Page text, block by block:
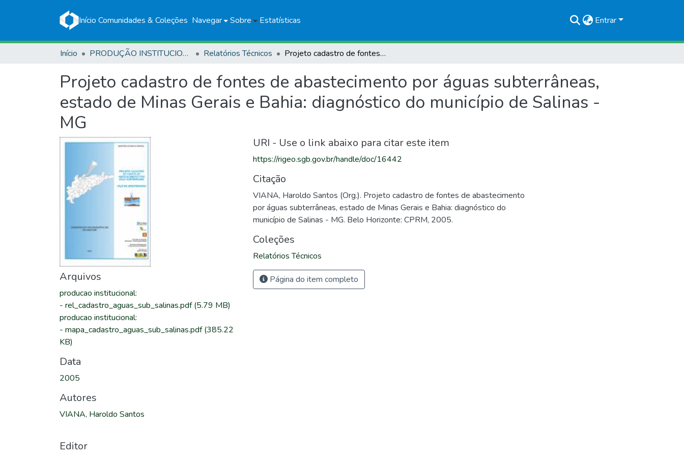
Início Comunidades & Coleções Navegar Sobre Estatísticas Entrar
Início PRODUÇÃO INSTITUCIONAL Relatórios Técnicos Projeto cadastro de fontes de abastecimento por águas subterrâneas, estado de Minas Gerais e Bahia: diagnóstico do município de Salinas - MG
Projeto cadastro de fontes de abastecimento por águas subterrâneas,
estado de Minas Gerais e Bahia: diagnóstico do município de Salinas -
MG
Arquivos
producao institucional:
- rel_cadastro_aguas_sub_salinas.pdf(5.79 MB)
producao institucional:
- mapa_cadastro_aguas_sub_salinas.pdf(385.22
KB)
Data
2005
Autores
VIANA, Haroldo Santos
Editor
URI - Use o link abaixo para citar este item
https://rigeo.sgb.gov.br/handle/doc/16442
Citação
VIANA, Haroldo Santos (Org.). Projeto cadastro de fontes de abastecimento
por águas subterrâneas, estado de Minas Gerais e Bahia: diagnóstico do
município de Salinas - MG. Belo Horizonte: CPRM, 2005.
Coleções
Relatórios Técnicos
Página do item completo